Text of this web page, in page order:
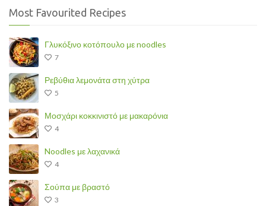
Most Favourited Recipes
Γλυκόξινο κοτόπουλο με noodles
7
Ρεβύθια λεμονάτα στη χύτρα
5
Μοσχάρι κοκκινιστό με μακαρόνια
4
Noodles με λαχανικά
4
Σούπα με βραστό
3